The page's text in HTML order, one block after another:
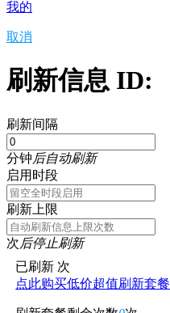
我的
取消
刷新信息 ID:
刷新间隔
分钟后自动刷新
启用时段
刷新上限
次后停止刷新
已刷新 次
点此购买低价超值刷新套餐